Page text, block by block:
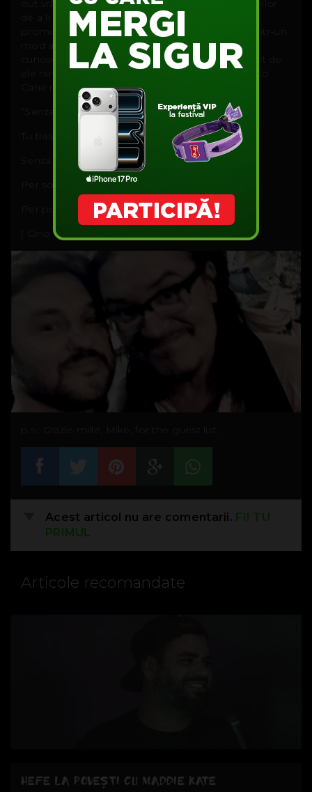
out vrând parcă să demonstreze dorința oamenilor
de a îi mulțumi lui Mike Patton că a reușit să
promoveze în lumea largă cultura italienească într-un
mod atât de frumos și să facă piesele italienești
cunoscute în locuri în care, probabil, nu ar fi auzit de
ele nimeni, niciodată, dacă Mike Patton și Mondo
Cane nu ar fi existat...
Tu trascini la nostra vita
Senza un attimo di respiro
Per potere ricordare“
( Gino Paoli - Senza fine)
p.s.: Grazie mille, Mike, for the guest list.
Acest articol nu are comentarii. FII TU
PRIMUL
Articole recomandate
HEFE LA POVEȘTI CU MADDIE KATE